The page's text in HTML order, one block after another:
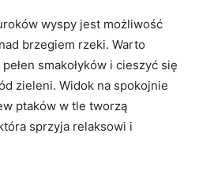
wyspy jest możliwość
brzegiem rzeki. Warto
smakołyków i cieszyć się
zieleni. Widok na spokojnie
ptaków w tle tworzą
sprzyja relaksowi i